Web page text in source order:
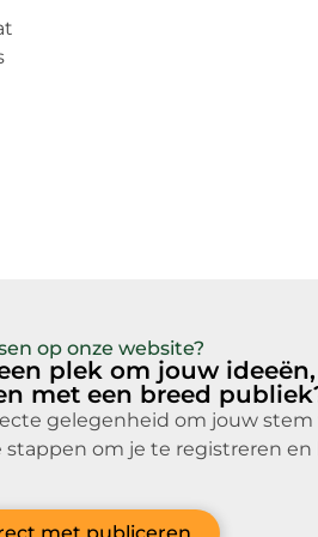
op onze website?
plek om jouw
met een breed
gelegenheid om jouw stem
stappen om je te registreren